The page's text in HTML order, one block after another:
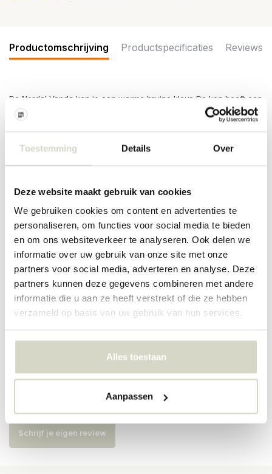
Toestemming Details Over
Deze website maakt gebruik van cookies
We gebruiken cookies om content en advertenties te
personaliseren, om functies voor social media te bieden
en om ons websiteverkeer te analyseren. Ook delen we
informatie over uw gebruik van onze site met onze
partners voor social media, adverteren en analyse. Deze
partners kunnen deze gegevens combineren met andere
informatie die u aan ze heeft verstrekt of die ze hebben
verzameld op basis van uw gebruik van hun services.
Alles toestaan
Aanpassen
Productomschrijving Productspecificaties Reviews
De Nordal Venda kan in een warme bruine kleur. De kan heeft een
eenvoudig ontwerp dat bij de meeste gelegenheden past.
Afmeting Ø12x26cm
Maat: diameter 12 x hoogte 26cm
Inhoud: 1800ml
Materiaal: aardewerk
Overige: door het gebruikte materiaal kunnen er per item
Niet geschikt voor in de oven.
PRODUCTSPECIFICATIES
Artikelnummer 6402
SKU 6402
Reviews
Er zijn nog geen reviews geschreven over dit product..
Schrijf je eigen review